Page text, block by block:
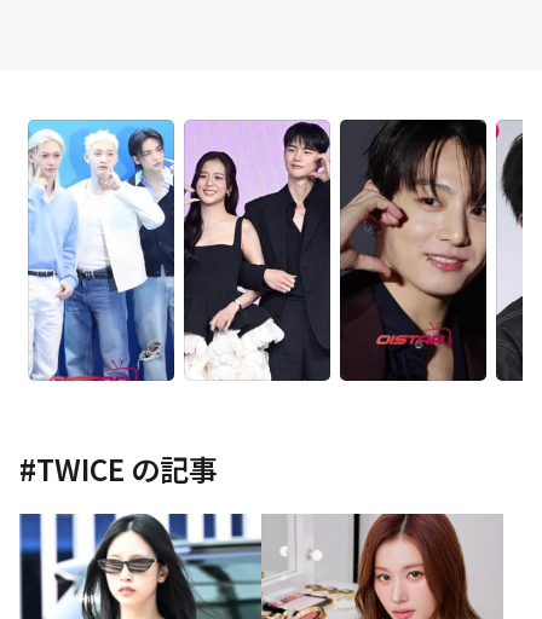
#TWICE の記事